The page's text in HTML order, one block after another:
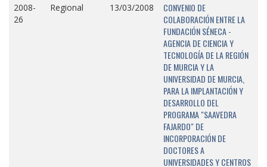
2008-
26
Regional 13/03/2008
CONVENIO DE
COLABORACIÓN ENTRE LA
FUNDACIÓN SÉNECA -
AGENCIA DE CIENCIA Y
TECNOLOGÍA DE LA REGIÓN
DE MURCIA Y LA
UNIVERSIDAD DE MURCIA,
PARA LA IMPLANTACIÓN Y
DESARROLLO DEL
PROGRAMA "SAAVEDRA
FAJARDO" DE
INCORPORACIÓN DE
DOCTORES A
UNIVERSIDADES Y CENTROS